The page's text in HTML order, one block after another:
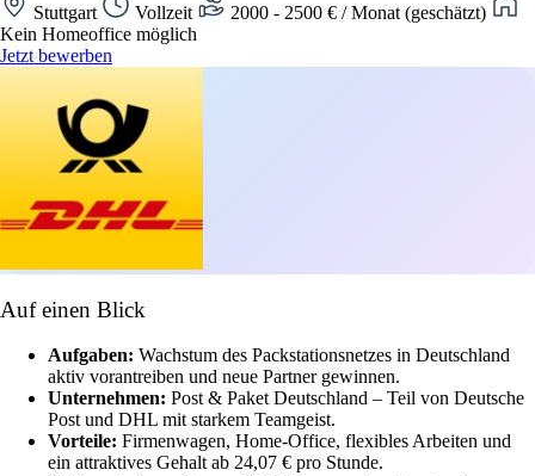
Stuttgart Vollzeit
2000 - 2500 € / Monat (geschätzt)
Kein Homeoffice möglich
Jetzt bewerben
Auf einen Blick
Aufgaben: Wachstum des Packstationsnetzes in Deutschland
aktiv vorantreiben und neue Partner gewinnen.
Unternehmen: Post & Paket Deutschland – Teil von Deutsche
Post und DHL mit starkem Teamgeist.
Vorteile: Firmenwagen, Home-Office, flexibles Arbeiten und
ein attraktives Gehalt ab 24,07 € pro Stunde.